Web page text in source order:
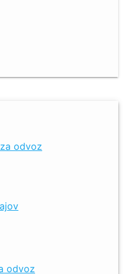
odvoz